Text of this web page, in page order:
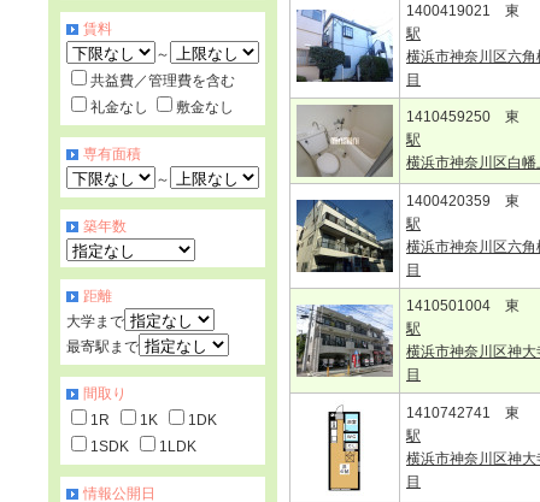
1400419021 東
駅
横浜市神奈川区六角
目
1410459250 東
駅
横浜市神奈川区白幡
1400420359 東
駅
横浜市神奈川区六角
目
1410501004 東
駅
横浜市神奈川区神大
目
1410742741 東
駅
横浜市神奈川区神大
目
賃料
～
共益費／管理費を含む
礼金なし
敷金なし
専有面積
～
築年数
距離
大学まで
最寄駅まで
間取り
1R
1K
1DK
1SDK
1LDK
情報公開日